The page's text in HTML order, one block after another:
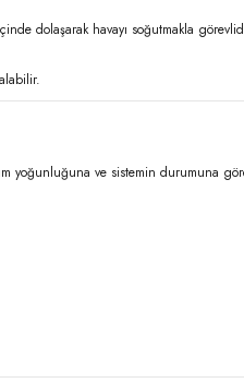
dolaşarak havayı soğutmakla
yoğunluğuna ve sistemin durumuna